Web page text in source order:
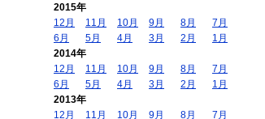
2015年
12月
11月 10月 9月 8月
7月
6月
5月 4月 3月 2月
1月
2014年
12月
11月 10月 9月 8月
7月
6月
5月 4月 3月 2月
1月
2013年
12月
11月 10月 9月 8月 7月